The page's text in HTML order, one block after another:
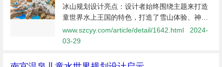
冰山规划设计亮点：设计者始终围绕主题来打造
童世界水上王国的特色，打造了雪山体验、神秘
洞穴、沙滩漫步和探索雨林4个沉浸体验的水上
乐园景观区。并且通过不同的场景变换来表
www.szcyy.com/article/detail/1642.html
2024-
03-29